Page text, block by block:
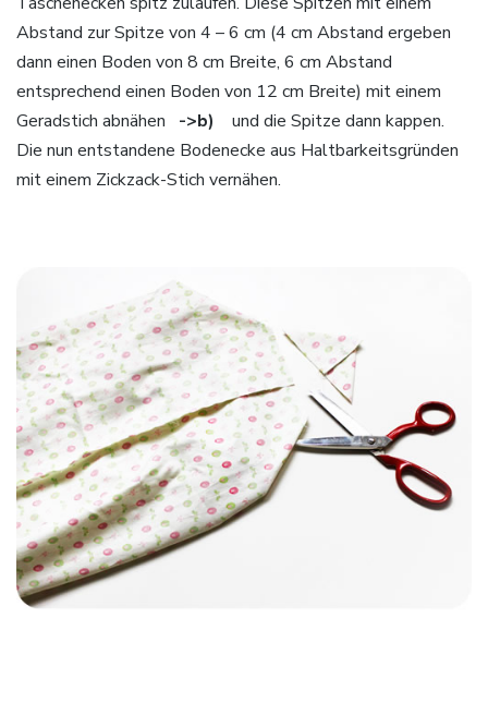
Abstand zur Spitze von 4 – 6 cm (4 cm Abstand ergeben
dann einen Boden von 8 cm Breite, 6 cm Abstand
entsprechend einen Boden von 12 cm Breite) mit einem
Geradstich abnähen
->b)
und die Spitze dann kappen.
Die nun entstandene Bodenecke aus Haltbarkeitsgründen
mit einem Zickzack-Stich vernähen.